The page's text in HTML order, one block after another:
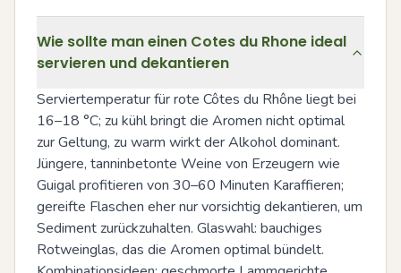
Wie sollte man einen Cotes du Rhone ideal
servieren und dekantieren
Serviertemperatur für rote Côtes du Rhône liegt bei
16–18 °C; zu kühl bringt die Aromen nicht optimal
zur Geltung, zu warm wirkt der Alkohol dominant.
Jüngere, tanninbetonte Weine von Erzeugern wie
Guigal profitieren von 30–60 Minuten Karaffieren;
gereifte Flaschen eher nur vorsichtig dekantieren, um
Sediment zurückzuhalten. Glaswahl: bauchiges
Rotweinglas, das die Aromen optimal bündelt.